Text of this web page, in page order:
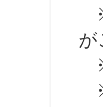
※
が
※
※